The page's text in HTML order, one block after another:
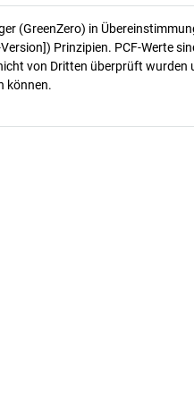
(GreenZero) in
Prinzipien. PCF-Werte
von Dritten überprüft wurden
können.